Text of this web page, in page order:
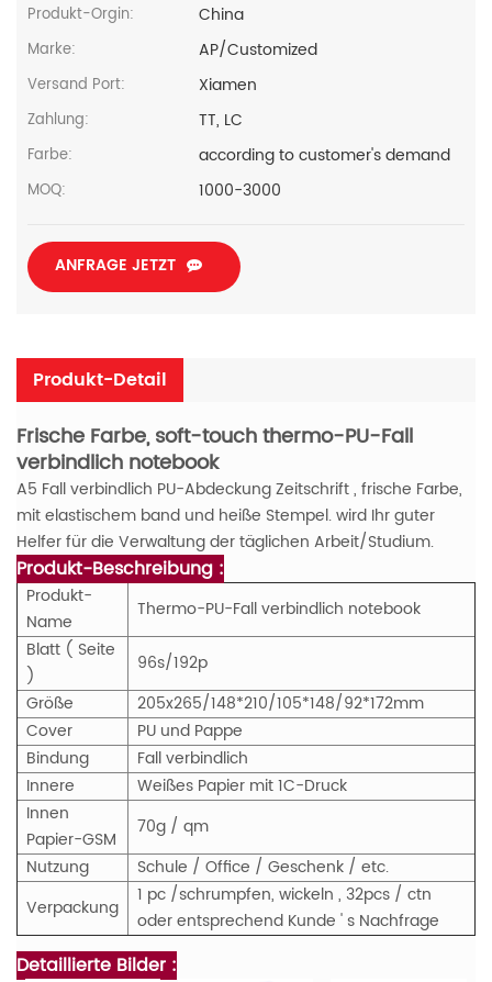
Produkt-Orgin: China
Marke: AP/Customized
Versand Port: Xiamen
Zahlung: TT, LC
Farbe: according to customer's demand
MOQ: 1000-3000
ANFRAGE JETZT
Produkt-Detail
Frische Farbe, soft-touch thermo-PU-Fall
verbindlich notebook
A5 Fall verbindlich PU-Abdeckung Zeitschrift , frische Farbe,
mit elastischem band und heiße Stempel. wird Ihr guter
Helfer für die Verwaltung der täglichen Arbeit/Studium.
Produkt-Beschreibung :
Produkt-
Name
Thermo-PU-Fall verbindlich notebook
Blatt ( Seite
)
96s/192p
Größe
205x265/148*210/105*148/92*172mm
Cover
PU und Pappe
Bindung
Fall verbindlich
Innere
Weißes Papier mit 1C-Druck
Innen
Papier-GSM
70g / qm
Nutzung
Schule / Office / Geschenk / etc.
Verpackung
1 pc /schrumpfen, wickeln , 32pcs / ctn
oder entsprechend Kunde ' s Nachfrage
Detaillierte Bilder :